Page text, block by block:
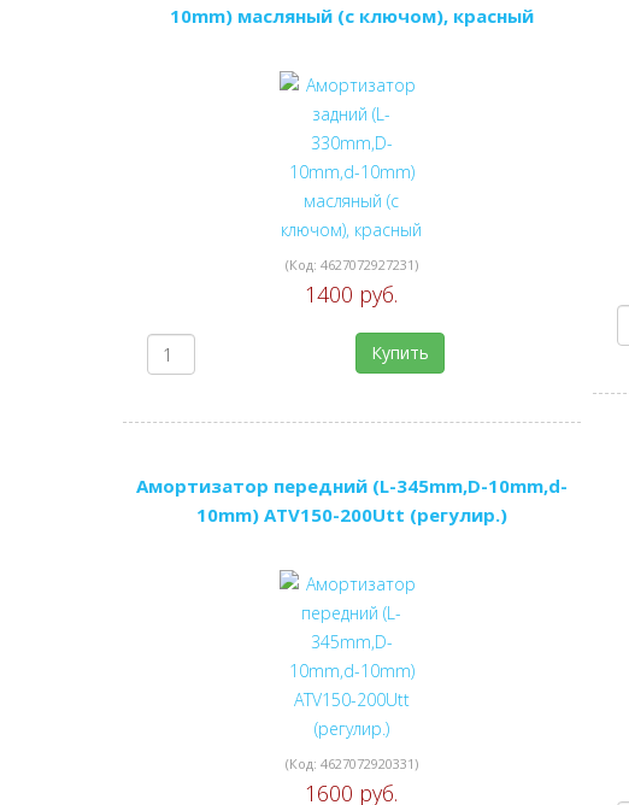
10mm) масляный (с ключом), красный
(Код: 4627072927231)
1400 руб.
Купить
Амортизатор передний (L-345mm,D-10mm,d-
10mm) ATV150-200Utt (регулир.)
(Код: 4627072920331)
1600 руб.